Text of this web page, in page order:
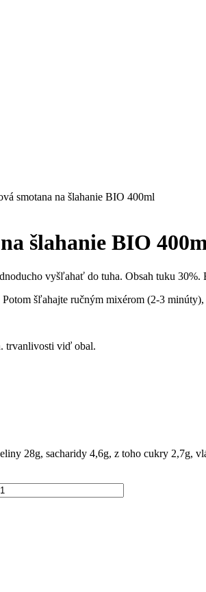
smotana na šlahanie BIO 400ml
šlahanie BIO
vyšľahať do tuha. Obsah tuku
šľahajte ručným mixérom (2-3
trvanlivosti viď obal.
28g, sacharidy 4,6g, z toho cukry 2,7g,